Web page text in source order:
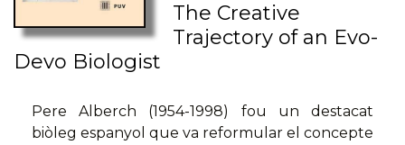
The Creative
Trajectory of an Evo-
Devo Biologist
Pere Alberch (1954-1998) fou un destacat
biòleg espanyol que va reformular el concepte